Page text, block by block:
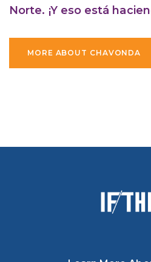
Norte. ¡Y eso está
MORE ABOUT CHAVONDA